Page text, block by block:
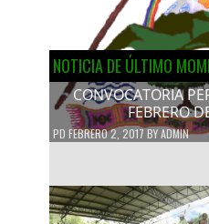
NOTICIA DE ÚLTIMO
CONVOCATORIA
FEBRERO
PD FEBRERO 2, 2017BYADMIN